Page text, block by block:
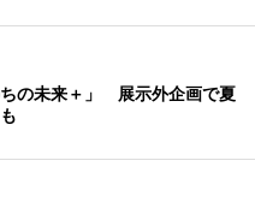
の未来＋」 展示外企画で夏